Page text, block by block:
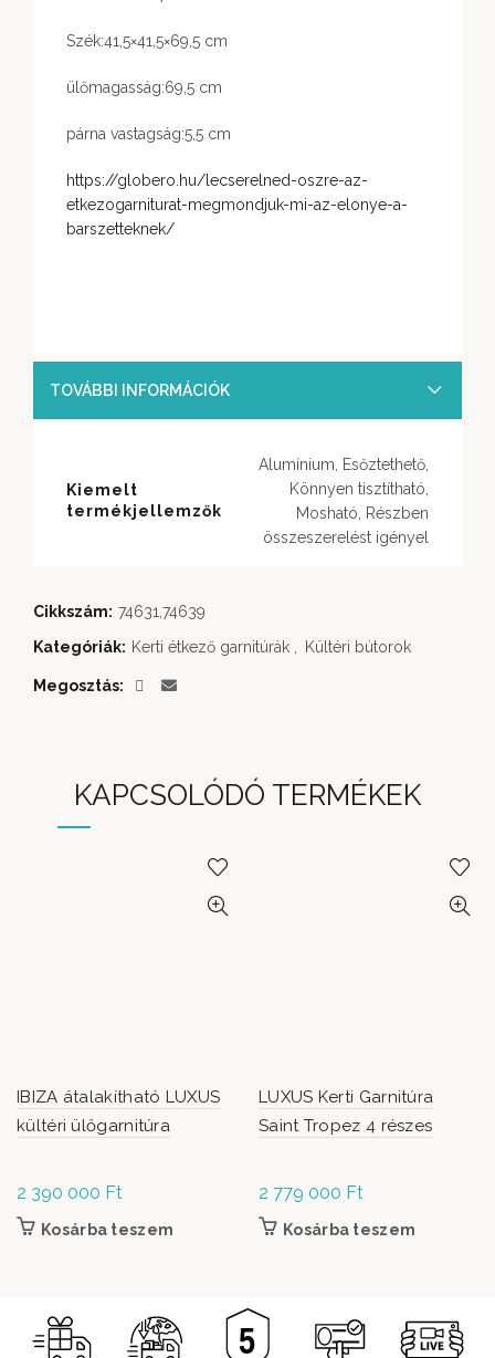
Szék:41,5×41,5×69,5 cm
ülőmagasság:69,5 cm
párna vastagság:5,5 cm
https://globero.hu/lecserelned-oszre-az-
etkezogarniturat-megmondjuk-mi-az-elonye-a-
barszetteknek/
TOVÁBBI INFORMÁCIÓK
Kiemelt
termékjellemzők
Alumínium, Esőztethető,
Könnyen tisztítható,
Mosható, Részben
összeszerelést igényel
Cikkszám: 74631,74639
Kategóriák: Kerti étkező garnitúrák , Kültéri bútorok
Megosztás
KAPCSOLÓDÓ TERMÉKEK
IBIZA átalakítható LUXUS
kültéri ülőgarnitúra
2 390 000 Ft
Kosárba teszem
LUXUS Kerti Garnitúra
Saint Tropez 4 részes
2 779 000 Ft
Kosárba teszem